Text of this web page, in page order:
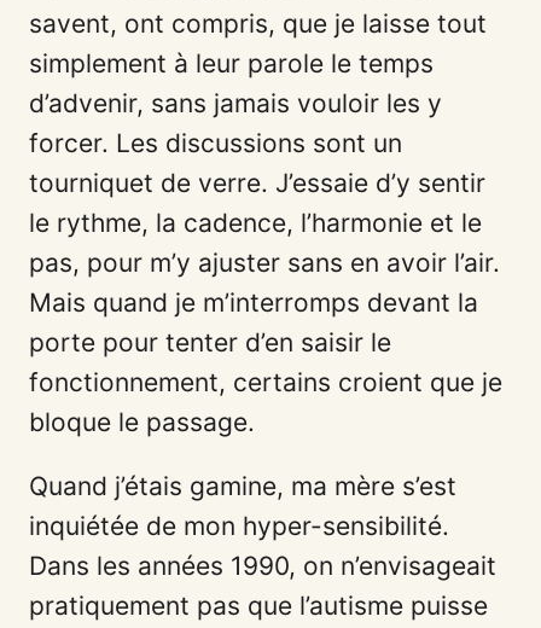
savent, ont compris, que je laisse tout
simplement à leur parole le temps
d’advenir, sans jamais vouloir les y
forcer. Les discussions sont un
tourniquet de verre. J’essaie d’y sentir
le rythme, la cadence, l’harmonie et le
pas, pour m’y ajuster sans en avoir l’air.
Mais quand je m’interromps devant la
porte pour tenter d’en saisir le
fonctionnement, certains croient que je
bloque le passage.
Quand j’étais gamine, ma mère s’est
inquiétée de mon hyper-sensibilité.
Dans les années 1990, on n’envisageait
pratiquement pas que l’autisme puisse